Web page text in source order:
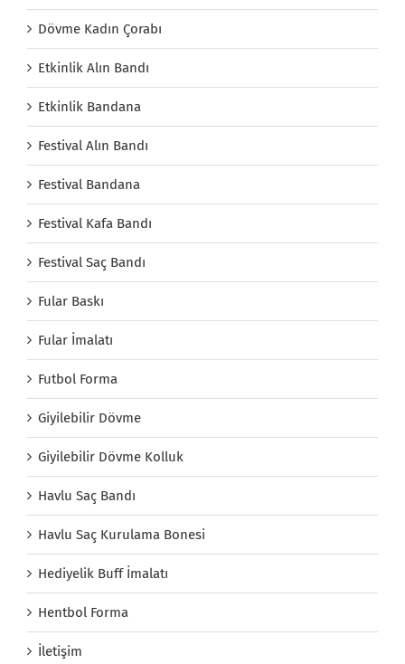
Dövme Kadın Çorabı
Etkinlik Alın Bandı
Etkinlik Bandana
Festival Alın Bandı
Festival Bandana
Festival Kafa Bandı
Festival Saç Bandı
Fular Baskı
Fular İmalatı
Futbol Forma
Giyilebilir Dövme
Giyilebilir Dövme Kolluk
Havlu Saç Bandı
Havlu Saç Kurulama Bonesi
Hediyelik Buff İmalatı
Hentbol Forma
İletişim